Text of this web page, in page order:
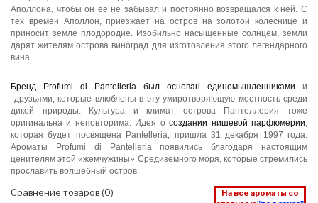
Аполлона, чтобы он ее не забывал и постоянно возвращался к ней. С
тех времен Аполлон, приезжает на остров на золотой колеснице и
приносит земле плодородие. Изобильно насыщенные солнцем, земли
дарят жителям острова виноград для изготовления этого легендарного
вина.
Бренд Profumi di Pantelleria был основан единомышленниками и
друзьями, которые влюблены в эту умиротворяющую местность среди
дикой природы. Культура и климат острова Пантеллерия тоже
оригинальна и неповторима. Идея осоздании нишевой парфюмерии,
которая будет посвящена Pantelleria, пришла 31 декабря 1997 года.
Ароматы Profumi di Pantelleria появились благодаря настоящим
ценителям этой «жемчужины» Средиземного моря, которые стремились
прославить волшебный остров.
На все ароматы со
Сравнение товаров (0)